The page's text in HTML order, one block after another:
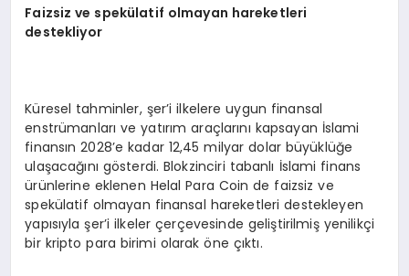
Faizsiz ve spekülatif olmayan hareketleri
destekliyor
Küresel tahminler, şer’i ilkelere uygun finansal
enstrümanları ve yatırım araçlarını kapsayan İslami
finansın 2028’e kadar 12,45 milyar dolar büyüklüğe
ulaşacağını gösterdi. Blokzinciri tabanlı İslami finans
ürünlerine eklenen Helal Para Coin de faizsiz ve
spekülatif olmayan finansal hareketleri destekleyen
yapısıyla şer’i ilkeler çerçevesinde geliştirilmiş yenilikçi
bir kripto para birimi olarak öne çıktı.